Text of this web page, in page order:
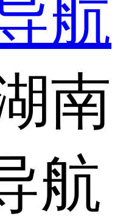
南
航